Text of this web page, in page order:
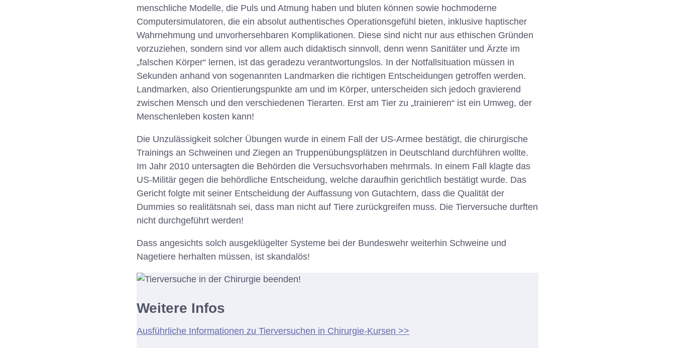
menschliche Modelle, die Puls und Atmung haben und bluten können sowie hochmoderne
Computersimulatoren, die ein absolut authentisches Operationsgefühl bieten, inklusive haptischer
Wahrnehmung und unvorhersehbaren Komplikationen. Diese sind nicht nur aus ethischen Gründen
vorzuziehen, sondern sind vor allem auch didaktisch sinnvoll, denn wenn Sanitäter und Ärzte im
„falschen Körper“ lernen, ist das geradezu verantwortungslos. In der Notfallsituation müssen in
Sekunden anhand von sogenannten Landmarken die richtigen Entscheidungen getroffen werden.
Landmarken, also Orientierungspunkte am und im Körper, unterscheiden sich jedoch gravierend
zwischen Mensch und den verschiedenen Tierarten. Erst am Tier zu „trainieren“ ist ein Umweg, der
Menschenleben kosten kann!
Die Unzulässigkeit solcher Übungen wurde in einem Fall der US-Armee bestätigt, die chirurgische
Trainings an Schweinen und Ziegen an Truppenübungsplätzen in Deutschland durchführen wollte.
Im Jahr 2010 untersagten die Behörden die Versuchsvorhaben mehrmals. In einem Fall klagte das
US-Militär gegen die behördliche Entscheidung, welche daraufhin gerichtlich bestätigt wurde. Das
Gericht folgte mit seiner Entscheidung der Auffassung von Gutachtern, dass die Qualität der
Dummies so realitätsnah sei, dass man nicht auf Tiere zurückgreifen muss. Die Tierversuche durften
nicht durchgeführt werden!
Dass angesichts solch ausgeklügelter Systeme bei der Bundeswehr weiterhin Schweine und
Nagetiere herhalten müssen, ist skandalös!
Weitere Infos
Ausführliche Informationen zu Tierversuchen in Chirurgie-Kursen >>